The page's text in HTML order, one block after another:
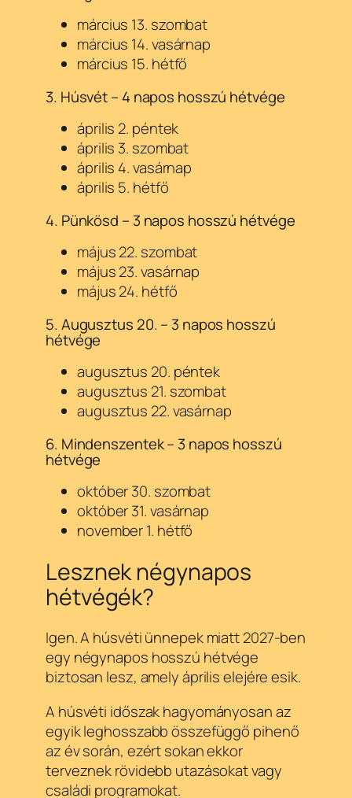
március 13. szombat
március 14. vasárnap
március 15. hétfő
3. Húsvét – 4 napos hosszú hétvége
április 2. péntek
április 3. szombat
április 4. vasárnap
április 5. hétfő
4. Pünkösd – 3 napos hosszú hétvége
május 22. szombat
május 23. vasárnap
május 24. hétfő
5. Augusztus 20. – 3 napos hosszú
hétvége
augusztus 20. péntek
augusztus 21. szombat
augusztus 22. vasárnap
6. Mindenszentek – 3 napos hosszú
hétvége
október 30. szombat
október 31. vasárnap
november 1. hétfő
Lesznek négynapos
hétvégék?
Igen. A húsvéti ünnepek miatt 2027-ben
egy négynapos hosszú hétvége
biztosan lesz, amely április elejére esik.
A húsvéti időszak hagyományosan az
egyik leghosszabb összefüggő pihenő
az év során, ezért sokan ekkor
terveznek rövidebb utazásokat vagy
családi programokat.